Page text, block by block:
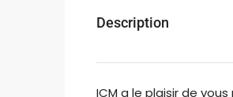
Description
ICM a le plaisir de